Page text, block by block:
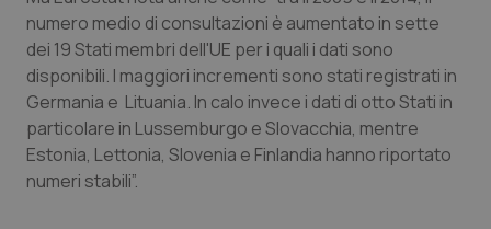
Provincia Autonoma di Bolzano
Provincia Autonoma di Trento
Puglia
Sardegna
Infezioni & Febbre
Ipertensione & Scompenso
Malattie rare
Malattia di Crohn & Rettocolite Ulcerosa
numero medio di consultazioni è aumentato in sette
dei 19 Stati membri dell'UE per i quali i dati sono
disponibili. I maggiori incrementi sono stati registrati in
Germania e Lituania. In calo invece i dati di otto Stati in
particolare in Lussemburgo e Slovacchia, mentre
Estonia, Lettonia, Slovenia e Finlandia hanno riportato
numeri stabili”.